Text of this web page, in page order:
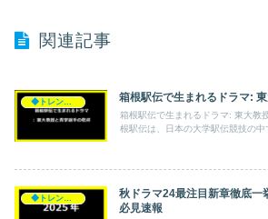
関連記事
箱根駅伝で生まれるドラマ:
箱根駅伝で生まれるドラマ: 東大教
根駅伝は、日本の大学駅伝競技の中
秋ドラマ24最注目新章徹底一
必見速報